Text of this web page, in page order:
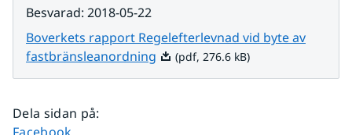
Besvarad: 2018-05-22
Boverkets rapport Regelefterlevnad vid byte av
fastbränsleanordning Pdf, 276.6 kB.
(pdf, 276.6 kB)
Dela sidan på:
Dela sidan på